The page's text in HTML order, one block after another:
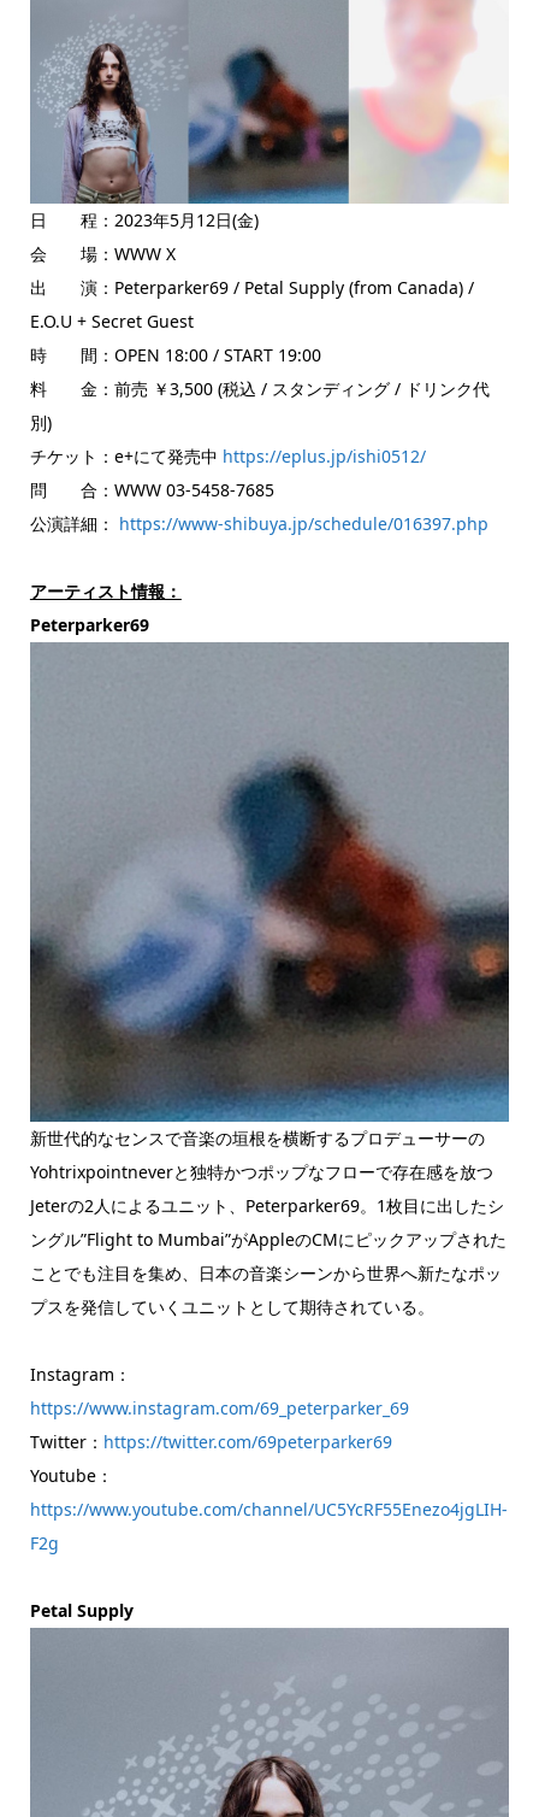
日 程：2023年5月12日(金)
会 場：WWW X
出 演：Peterparker69 / Petal Supply (from Canada) /
E.O.U + Secret Guest
時 間：OPEN 18:00 / START 19:00
料 金：前売 ￥3,500 (税込 / スタンディング / ドリンク代
別)
チケット：e+にて発売中 https://eplus.jp/ishi0512/
問 合：WWW 03-5458-7685
公演詳細： https://www-shibuya.jp/schedule/016397.php
アーティスト情報：
Peterparker69
新世代的なセンスで音楽の垣根を横断するプロデューサーの
Yohtrixpointneverと独特かつポップなフローで存在感を放つ
Jeterの2人によるユニット、Peterparker69。1枚目に出したシ
ングル”Flight to Mumbai”がAppleのCMにピックアップされた
ことでも注目を集め、日本の音楽シーンから世界へ新たなポッ
プスを発信していくユニットとして期待されている。
Instagram：
https://www.instagram.com/69_peterparker_69
Twitter： https://twitter.com/69peterparker69
Youtube：
https://www.youtube.com/channel/UC5YcRF55Enezo4jgLIH-
F2g
Petal Supply